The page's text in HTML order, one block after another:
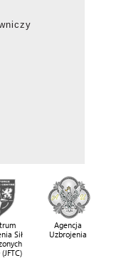
Sił
Agencja
Uzbrojenia